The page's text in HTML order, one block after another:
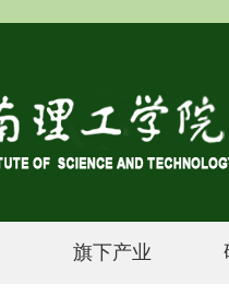
旗下产业